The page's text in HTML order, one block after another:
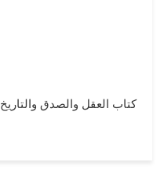
كتاب العقل والصدق والتاريخ